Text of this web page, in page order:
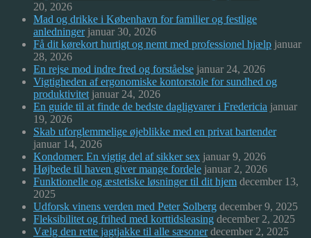
20, 2026
Mad og drikke i København for familier og festlige
anledninger januar 30, 2026
Få dit kørekort hurtigt og nemt med professionel hjælp januar
28, 2026
En rejse mod indre fred og forståelse januar 24, 2026
Vigtigheden af ergonomiske kontorstole for sundhed og
produktivitet januar 24, 2026
En guide til at finde de bedste dagligvarer i Fredericia januar
19, 2026
Skab uforglemmelige øjeblikke med en privat bartender
januar 14, 2026
Kondomer: En vigtig del af sikker sex januar 9, 2026
Højbede til haven giver mange fordele januar 2, 2026
Funktionelle og æstetiske løsninger til dit hjem december 13,
2025
Udforsk vinens verden med Peter Solberg december 9, 2025
Fleksibilitet og frihed med korttidsleasing december 2, 2025
Vælg den rette jagtjakke til alle sæsoner december 2, 2025